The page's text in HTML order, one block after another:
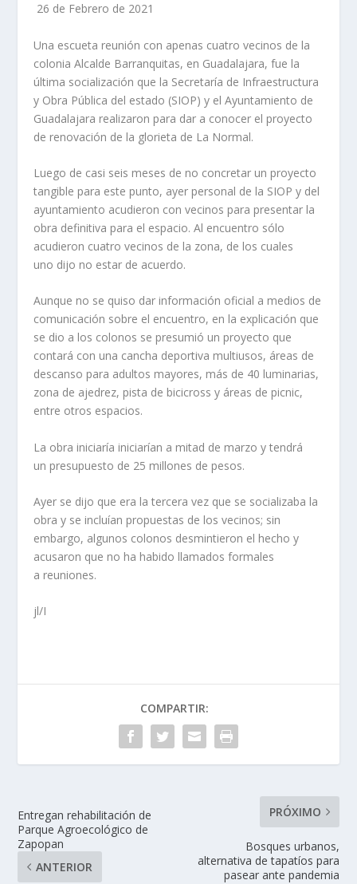
26 de Febrero de 2021
Una escueta reunión con apenas cuatro vecinos de la
colonia Alcalde Barranquitas, en Guadalajara, fue la
última socialización que la Secretaría de Infraestructura
y Obra Pública del estado (SIOP) y el Ayuntamiento de
Guadalajara realizaron para dar a conocer el proyecto
de renovación de la glorieta de La Normal.
Luego de casi seis meses de no concretar un proyecto
tangible para este punto, ayer personal de la SIOP y del
ayuntamiento acudieron con vecinos para presentar la
obra definitiva para el espacio. Al encuentro sólo
acudieron cuatro vecinos de la zona, de los cuales
uno dijo no estar de acuerdo.
Aunque no se quiso dar información oficial a medios de
comunicación sobre el encuentro, en la explicación que
se dio a los colonos se presumió un proyecto que
contará con una cancha deportiva multiusos, áreas de
descanso para adultos mayores, más de 40 luminarias,
zona de ajedrez, pista de bicicross y áreas de picnic,
entre otros espacios.
La obra iniciaría iniciarían a mitad de marzo y tendrá
un presupuesto de 25 millones de pesos.
Ayer se dijo que era la tercera vez que se socializaba la
obra y se incluían propuestas de los vecinos; sin
embargo, algunos colonos desmintieron el hecho y
acusaron que no ha habido llamados formales
a reuniones.
jl/I
COMPARTIR:
Entregan rehabilitación de
Parque Agroecológico de
Zapopan
ANTERIOR
PRÓXIMO
Bosques urbanos,
alternativa de tapatíos para
pasear ante pandemia